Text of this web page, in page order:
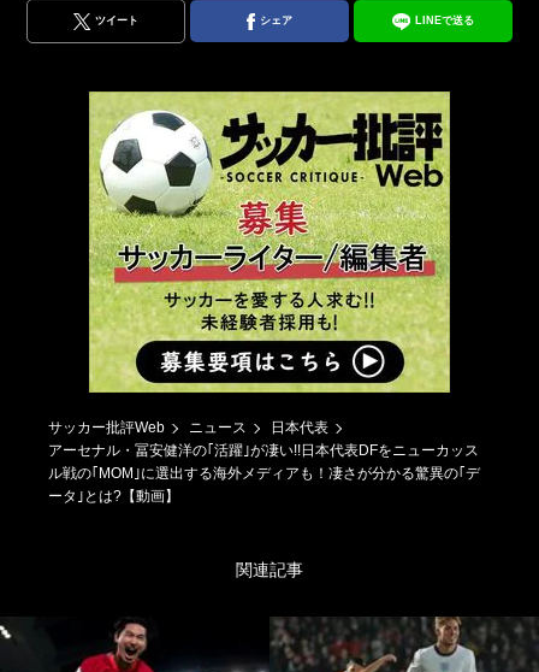
ツイート シェア LINEで送る
サッカー批評Web ニュース
日本代表
アーセナル・冨安健洋の｢活躍｣が凄い!!日本代表DFをニューカッス
ル戦の｢MOM｣に選出する海外メディアも！凄さが分かる驚異の｢デ
ータ｣とは?【動画】
関連記事